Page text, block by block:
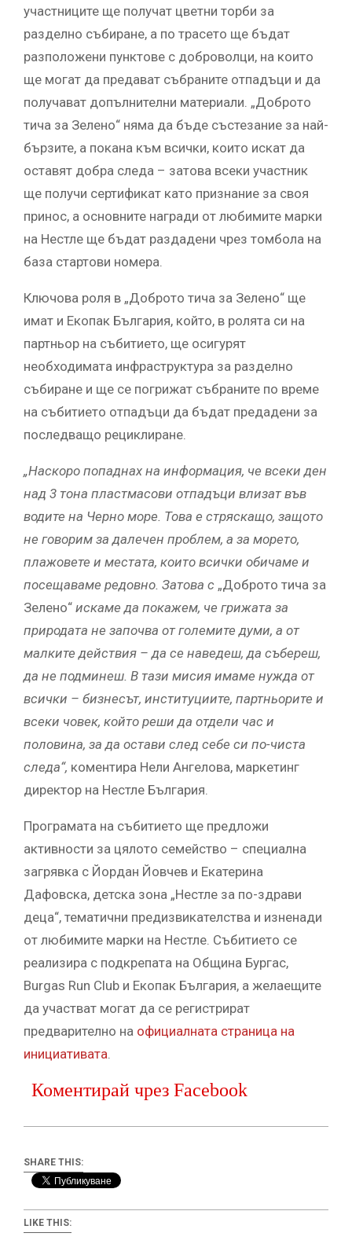
участниците ще получат цветни торби за
разделно събиране, а по трасето ще бъдат
разположени пунктове с доброволци, на които
ще могат да предават събраните отпадъци и да
получават допълнителни материали. „Доброто
тича за Зелено“ няма да бъде състезание за най-
бързите, а покана към всички, които искат да
оставят добра следа – затова всеки участник
ще получи сертификат като признание за своя
принос, а основните награди от любимите марки
на Нестле ще бъдат раздадени чрез томбола на
база стартови номера.
Ключова роля в „Доброто тича за Зелено“ ще
имат и Екопак България, който, в ролята си на
партньор на събитието, ще осигурят
необходимата инфраструктура за разделно
събиране и ще се погрижат събраните по време
на събитието отпадъци да бъдат предадени за
последващо рециклиране.
„Наскоро попаднах на информация, че всеки ден
над 3 тона пластмасови отпадъци влизат във
водите на Черно море. Това е стряскащо, защото
не говорим за далечен проблем, а за морето,
плажовете и местата, които всички обичаме и
посещаваме редовно. Затова с „Доброто тича за
Зелено“ искаме да покажем, че грижата за
природата не започва от големите думи, а от
малките действия – да се наведеш, да събереш,
да не подминеш. В тази мисия имаме нужда от
всички – бизнесът, институциите, партньорите и
всеки човек, който реши да отдели час и
половина, за да остави след себе си по-чиста
следа“, коментира Нели Ангелова, маркетинг
директор на Нестле България.
Програмата на събитието ще предложи
активности за цялото семейство – специална
загрявка с Йордан Йовчев и Екатерина
Дафовска, детска зона „Нестле за по-здрави
деца“, тематични предизвикателства и изненади
от любимите марки на Нестле. Събитието се
реализира с подкрепата на Община Бургас,
Burgas Run Club и Екопак България, а желаещите
да участват могат да се регистрират
предварително на официалната страница на
инициативата.
Коментирай чрез Facebook
SHARE THIS:
LIKE THIS: